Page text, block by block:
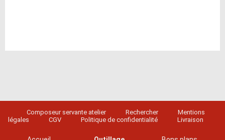
Composeur servante atelier Rechercher
Mentions
légales
CGV Politique de confidentialité Livraison